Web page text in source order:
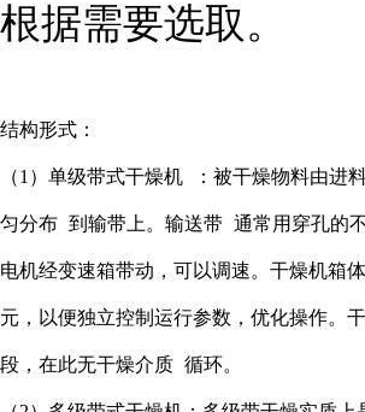
根据需要选取。
结构形式：
（1）单级带式干燥机 ：被干燥物料由进
匀分布 到输带上。 输送带 通常用穿孔的
电机经变速箱带动，可以调速。干燥机箱
元，以便独立控制运行参数，优化操作。
段，在此无干燥介质 循环。